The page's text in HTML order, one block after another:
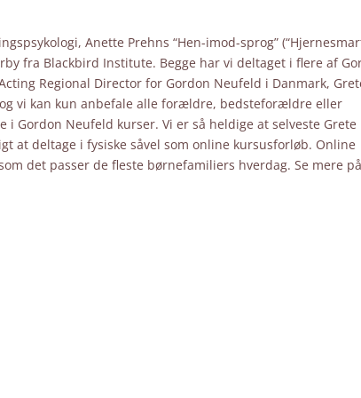
Anette Prehns “Hen-imod-sprog”
fra Blackbird Institute. Begge har vi deltaget i flere af
Regional Director for Gordon Neufeld i Danmark,
vi kan kun anbefale alle forældre, bedsteforældre eller
Gordon Neufeld kurser. Vi er så heldige at selveste Grete
at deltage i fysiske såvel som online kursusforløb. Online
det passer de fleste børnefamiliers hverdag. Se mere på